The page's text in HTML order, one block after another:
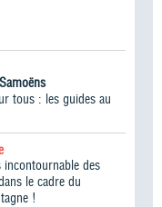
tous : les guides au
incontournable des
le cadre du
!​